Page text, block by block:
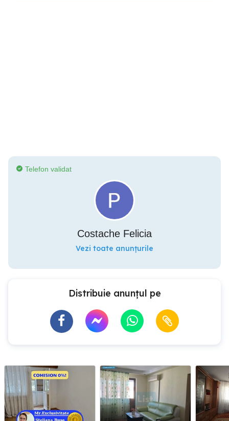
Telefon validat
Costache Felicia
Vezi toate anunțurile
Distribuie anunțul pe